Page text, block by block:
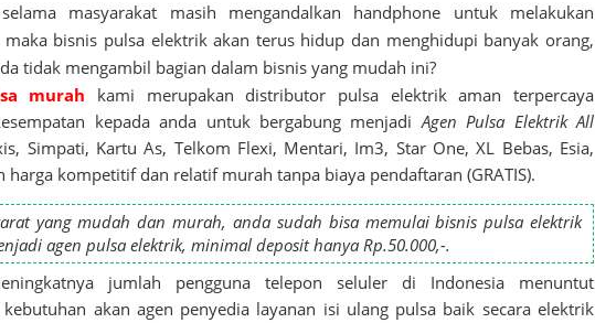
masyarakat masih mengandalkan handphone untuk melakukan
maka bisnis pulsa elektrik akan terus hidup dan menghidupi banyak orang,
tidak mengambil bagian dalam bisnis yang mudah ini?
murah kami merupakan distributor pulsa elektrik aman terpercaya
kepada anda untuk bergabung menjadiAgen Pulsa Elektrik All
Simpati, Kartu As, Telkom Flexi, Mentari, Im3, Star One, XL Bebas, Esia,
harga kompetitif dan relatif murah tanpa biaya pendaftaran (GRATIS).
yang mudah dan murah, anda sudah bisa memulai bisnis pulsa elektrik
agen pulsa elektrik, minimal deposit hanya Rp.50.000,-.
jumlah pengguna telepon seluler di Indonesia menuntut
kebutuhan akan agen penyedia layanan isi ulang pulsa baik secara elektrik